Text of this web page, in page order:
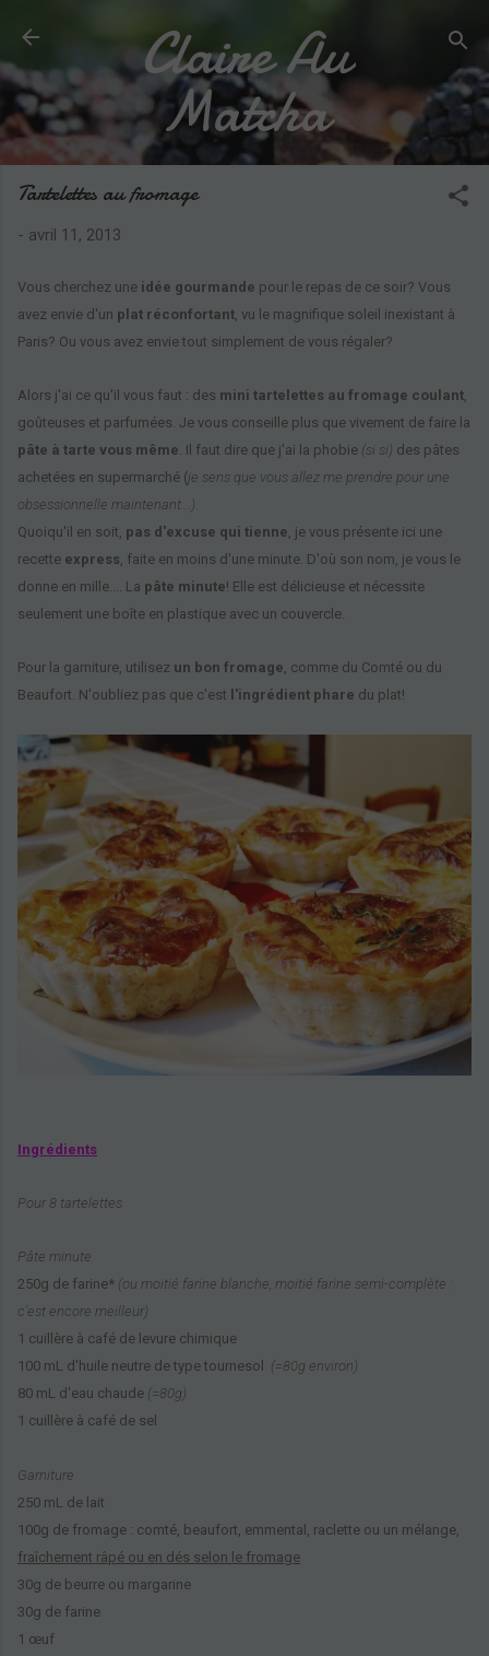
Accéder au contenu principal
Claire Au
Matcha
Tartelettes au fromage
- avril 11, 2013
Vous cherchez une idée gourmande pour le repas de ce soir? Vous
avez envie d'un plat réconfortant , vu le magnifique soleil inexistant à
Paris? Ou vous avez envie tout simplement de vous régaler?
Alors j'ai ce qu'il vous faut : des mini tartelettes au fromage coulant
goûteuses et parfumées. Je vous conseille plus que vivement de faire la
pâte à tarte vous même . Il faut dire que j'ai la phobie (si si) des pâtes
achetées en supermarché (je sens que vous allez me prendre pour une
obsessionnelle maintenant...).
Quoiqu'il en soit, pas d'excuse qui tienne , je vous présente ici une
recette express , faite en moins d'une minute. D'où son nom, je vous le
donne en mille.... La pâte minute! Elle est délicieuse et nécessite
seulement une boîte en plastique avec un couvercle.
Pour la garniture, utilisez un bon fromage , comme du Comté ou du
Beaufort. N'oubliez pas que c'est l'ingrédient phare du plat!
Ingrédients
Pour 8 tartelettes
Pâte minute
250g de farine* (ou moitié farine blanche, moitié farine semi-complète
c'est encore meilleur)
1 cuillère à café de levure chimique
100 mL d'huile neutre de type tournesol (=80g environ)
80 mL d'eau chaude (=80g)
1 cuillère à café de sel
Garniture
250 mL de lait
100g de fromage : comté, beaufort, emmental, raclette ou un mélange,
fraîchement râpé ou en dés selon le fromage
30g de beurre ou margarine
30g de farine
1 œuf